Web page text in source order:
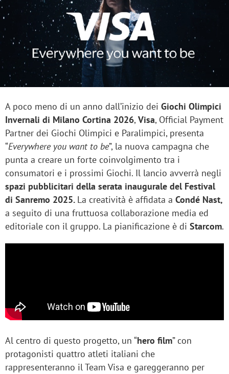
A poco meno di un anno dall’inizio dei Giochi Olimpici
Invernali di Milano Cortina 2026,Visa, Official Payment
Partner dei Giochi Olimpici e Paralimpici, presenta
“Everywhere you want to be”, la nuova campagna che
punta a creare un forte coinvolgimento tra i
consumatori e i prossimi Giochi. Il lancio avverrà negli
spazi pubblicitari della serata inaugurale del Festival
di Sanremo 2025. La creatività è affidata a Condé Nast,
a seguito di una fruttuosa collaborazione media ed
editoriale con il gruppo. La pianificazione è di Starcom.
Al centro di questo progetto, un “hero film” con
protagonisti quattro atleti italiani che
rappresenteranno il Team Visa e gareggeranno per